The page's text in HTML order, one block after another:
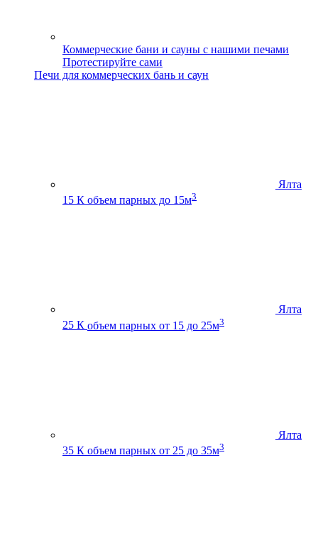
Коммерческие бани и сауны с нашими печами
Протестируйте сами
Печи для коммерческих бань и саун
Ялта
15 К объем парных до 15м3
Ялта
25 К объем парных от 15 до 25м3
Ялта
35 К объем парных от 25 до 35м3